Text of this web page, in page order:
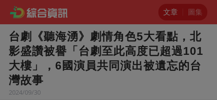
文章 圖集
台劇《聽海湧》劇情角色5大看點，北
影盛讚被譽「台劇至此高度已超過101
大樓」，6國演員共同演出被遺忘的台
灣故事
2024/09/30